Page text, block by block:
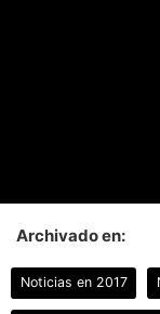
Archivado en:
Noticias en 2017